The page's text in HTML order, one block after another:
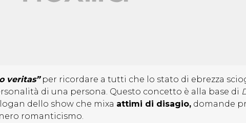
veritas”per ricordare a tutti che lo stato di ebrezza
di una persona. Questo concetto è alla base di
dello show che mixa attimi di disagio, domande
romanticismo.